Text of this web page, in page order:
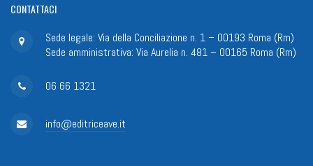
CONTATTACI
Sede legale: Via della Conciliazione n. 1 – 00193 Roma (Rm)
Sede amministrativa: Via Aurelia n. 481 – 00165 Roma (Rm)
06 66 1321
info@editriceave.it